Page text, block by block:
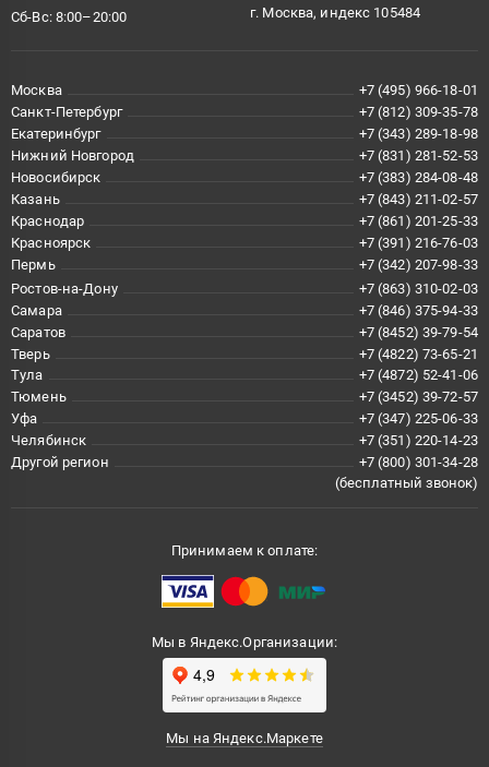
Сб-Вс: 8:00–20:00
г. Москва, индекс 105484
Москва
+7 (495) 966-18-01
Санкт-Петербург
+7 (812) 309-35-78
Екатеринбург
+7 (343) 289-18-98
Нижний Новгород
+7 (831) 281-52-53
Новосибирск
+7 (383) 284-08-48
Казань
+7 (843) 211-02-57
Краснодар
+7 (861) 201-25-33
Красноярск
+7 (391) 216-76-03
Пермь
+7 (342) 207-98-33
Ростов-на-Дону
+7 (863) 310-02-03
Самара
+7 (846) 375-94-33
Саратов
+7 (8452) 39-79-54
Тверь
+7 (4822) 73-65-21
Тула
+7 (4872) 52-41-06
Тюмень
+7 (3452) 39-72-57
Уфа
+7 (347) 225-06-33
Челябинск
+7 (351) 220-14-23
Другой регион
+7 (800) 301-34-28
(бесплатный звонок)
Принимаем к оплате:
Мы в Яндекс.Организации:
Мы на Яндекс.Маркете